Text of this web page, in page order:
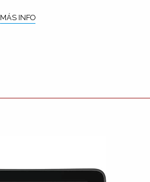
MÁS INFO